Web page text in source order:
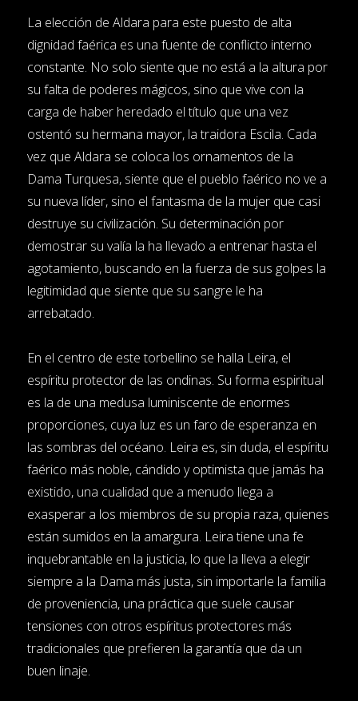
La elección de Aldara para este puesto de alta
dignidad faérica es una fuente de conflicto interno
constante. No solo siente que no está a la altura por
su falta de poderes mágicos, sino que vive con la
carga de haber heredado el título que una vez
ostentó su hermana mayor, la traidora Escila. Cada
vez que Aldara se coloca los ornamentos de la
Dama Turquesa, siente que el pueblo faérico no ve a
su nueva líder, sino el fantasma de la mujer que casi
destruye su civilización. Su determinación por
demostrar su valía la ha llevado a entrenar hasta el
agotamiento, buscando en la fuerza de sus golpes la
legitimidad que siente que su sangre le ha
arrebatado.
En el centro de este torbellino se halla Leira, el
espíritu protector de las ondinas. Su forma espiritual
es la de una medusa luminiscente de enormes
proporciones, cuya luz es un faro de esperanza en
las sombras del océano. Leira es, sin duda, el espíritu
faérico más noble, cándido y optimista que jamás ha
existido, una cualidad que a menudo llega a
exasperar a los miembros de su propia raza, quienes
están sumidos en la amargura. Leira tiene una fe
inquebrantable en la justicia, lo que la lleva a elegir
siempre a la Dama más justa, sin importarle la familia
de proveniencia, una práctica que suele causar
tensiones con otros espíritus protectores más
tradicionales que prefieren la garantía que da un
buen linaje.